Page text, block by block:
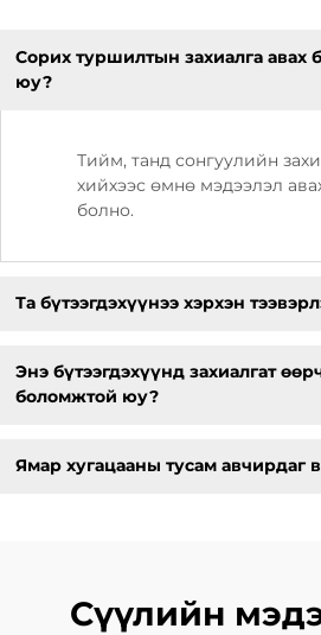
Сорих туршилтын захиалга авах
юу?
Тийм, танд сонгуулийн
хийхээс өмнө мэдээлэл
болно.
Та бүтээгдэхүүнээ хэрхэн
Энэ бүтээгдэхүүнд захиалгат
боломжтой юу?
Ямар хугацааны тусам авчирдаг
Сүүлийн